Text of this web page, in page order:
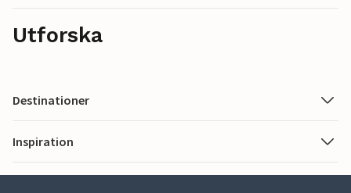
Utforska
Destinationer
Inspiration